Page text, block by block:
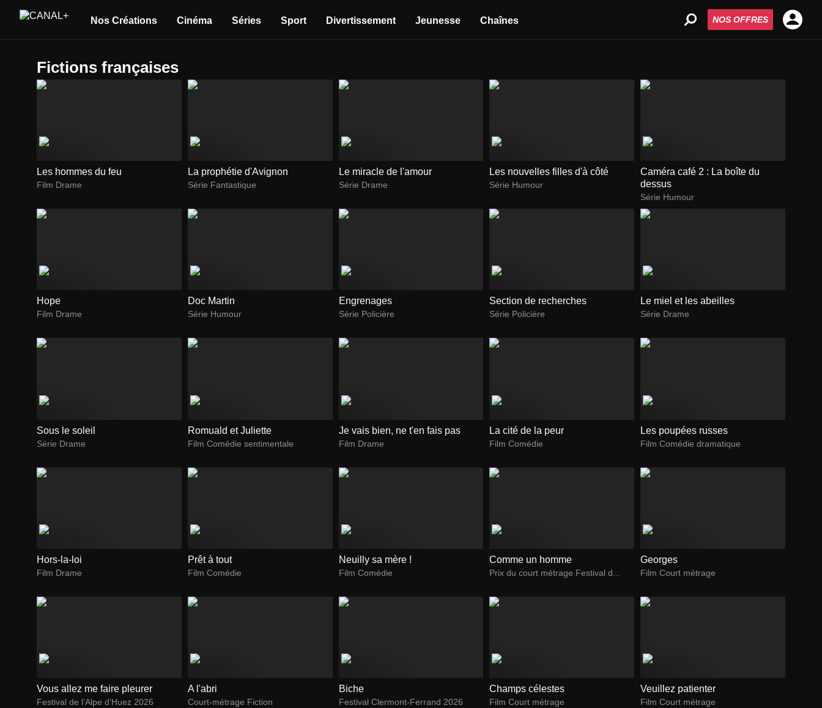
Nos Créations Cinéma Séries Sport Divertissement Jeunesse Chaînes NOS OFFRES
fictions françaises
Les hommes du feu
Film Drame
La prophétie d'Avignon
Série Fantastique
Le miracle de l'amour
Série Drame
Les nouvelles filles d'à côté
Série Humour
Caméra café 2 : La boîte du
dessus
Série Humour
Hope
Film Drame
Doc Martin
Série Humour
Engrenages
Série Policière
Section de recherches
Série Policière
Le miel et les abeilles
Série Drame
Sous le soleil
Série Drame
Romuald et Juliette
Film Comédie sentimentale
Je vais bien, ne t'en fais pas
Film Drame
La cité de la peur
Film Comédie
Les poupées russes
Film Comédie dramatique
Hors-la-loi
Film Drame
Prêt à tout
Film Comédie
Neuilly sa mère !
Film Comédie
Comme un homme
Prix du court métrage Festival d...
Georges
Film Court métrage
Vous allez me faire pleurer
Festival de l’Alpe d’Huez 2026
A l'abri
Court-métrage Fiction
Biche
Festival Clermont-Ferrand 2026
Champs célestes
Film Court métrage
Veuillez patienter
Film Court métrage